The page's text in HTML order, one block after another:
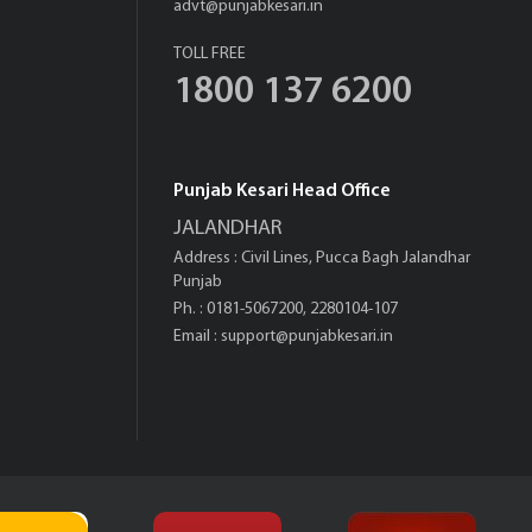
advt@punjabkesari.in
TOLL FREE
1800 137 6200
Punjab Kesari Head Office
JALANDHAR
Address : Civil Lines, Pucca Bagh Jalandhar
Punjab
Ph. : 0181-5067200, 2280104-107
Email : support@punjabkesari.in